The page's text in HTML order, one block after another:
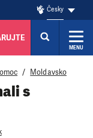
Česky
MENU
Moldavsko
s